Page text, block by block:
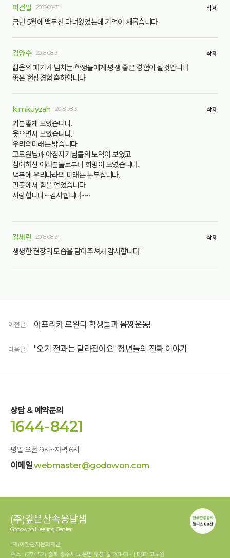
이건일 2018-08-31 삭제
금년 5월에 백두산 다녀왔었는데 기억이 새롭습니다.
김양수 2018-08-31 삭제
젊음의 패기가 넘치는 학생들에게 평생 좋은 경험이 될것입니다
좋은 현장경험 축하합니다
kimkuyzah 2018-08-31 삭제
기분좋게 보았습니다.
웃으면서 보았습니다.
우리의미래는 밝습니다.
고도원님과 아침지기님들의 노력이 보였고
참여하신 여러분들로부터 희망이 보였습니다.
덕분에 우리나라의 미래는 눈부십니다.
먼곳에서 힘을 얻었습니다.
사랑합니다~ 감사합니다~~
김세린 2018-08-31 삭제
생생한 현장의 모습을 담아주셔서 감사합니다!
이전글 아프리카 르완다 학생들과 몸짱운동!
"오기 전과는 달라졌어요" 청년들의 진짜 이야기
다음글
상담 & 예약문의
1644-8421
평일 오전 9시~저녁 6시
이메일webmaster@godowon.com
(주)깊은산속옹달샘
Godowon Healing Center
(재)아침편지문화재단
주소 : (27452) 충북 충주시 노은면 우성1길 201-61 - | 대표: 고도원